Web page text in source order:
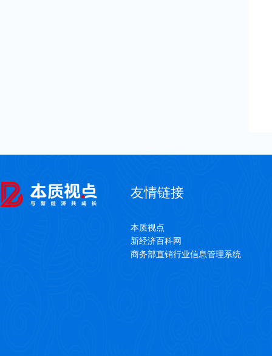
友情链接
本质视点
新经济百科网
商务部直销行业信息管理系统